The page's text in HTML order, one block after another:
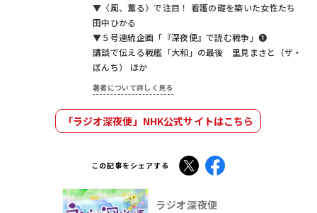
▼〈風、薫る〉で注目！ 看護の礎を築いた女性たち
田中ひかる
▼５号連続企画「『深夜便』で読む戦争」❶
講談で伝える戦艦「大和」の最後 里見まさと（ザ・
ぼんち） ほか
著者について詳しく見る
「ラジオ深夜便」NHK公式サイトはこちら
この記事をシェアする X Facebook
ラジオ深夜便